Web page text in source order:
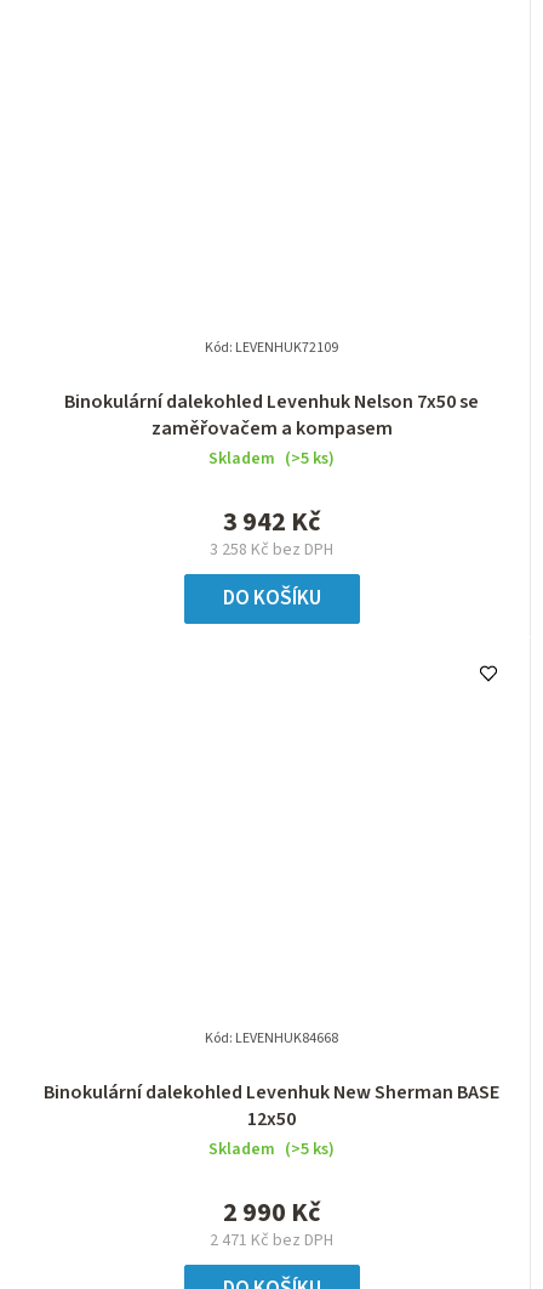
Binokulární dalekohled Levenhuk Nelson 7x50 se
zaměřovačem a kompasem
Skladem (>5 ks)
3 258 Kč bez DPH
3 942 Kč
DO KOŠÍKU
Kód: LEVENHUK72109
Binokulární dalekohled Levenhuk New Sherman BASE
12x50
Skladem (>5 ks)
2 471 Kč bez DPH
2 990 Kč
Kód: LEVENHUK84668